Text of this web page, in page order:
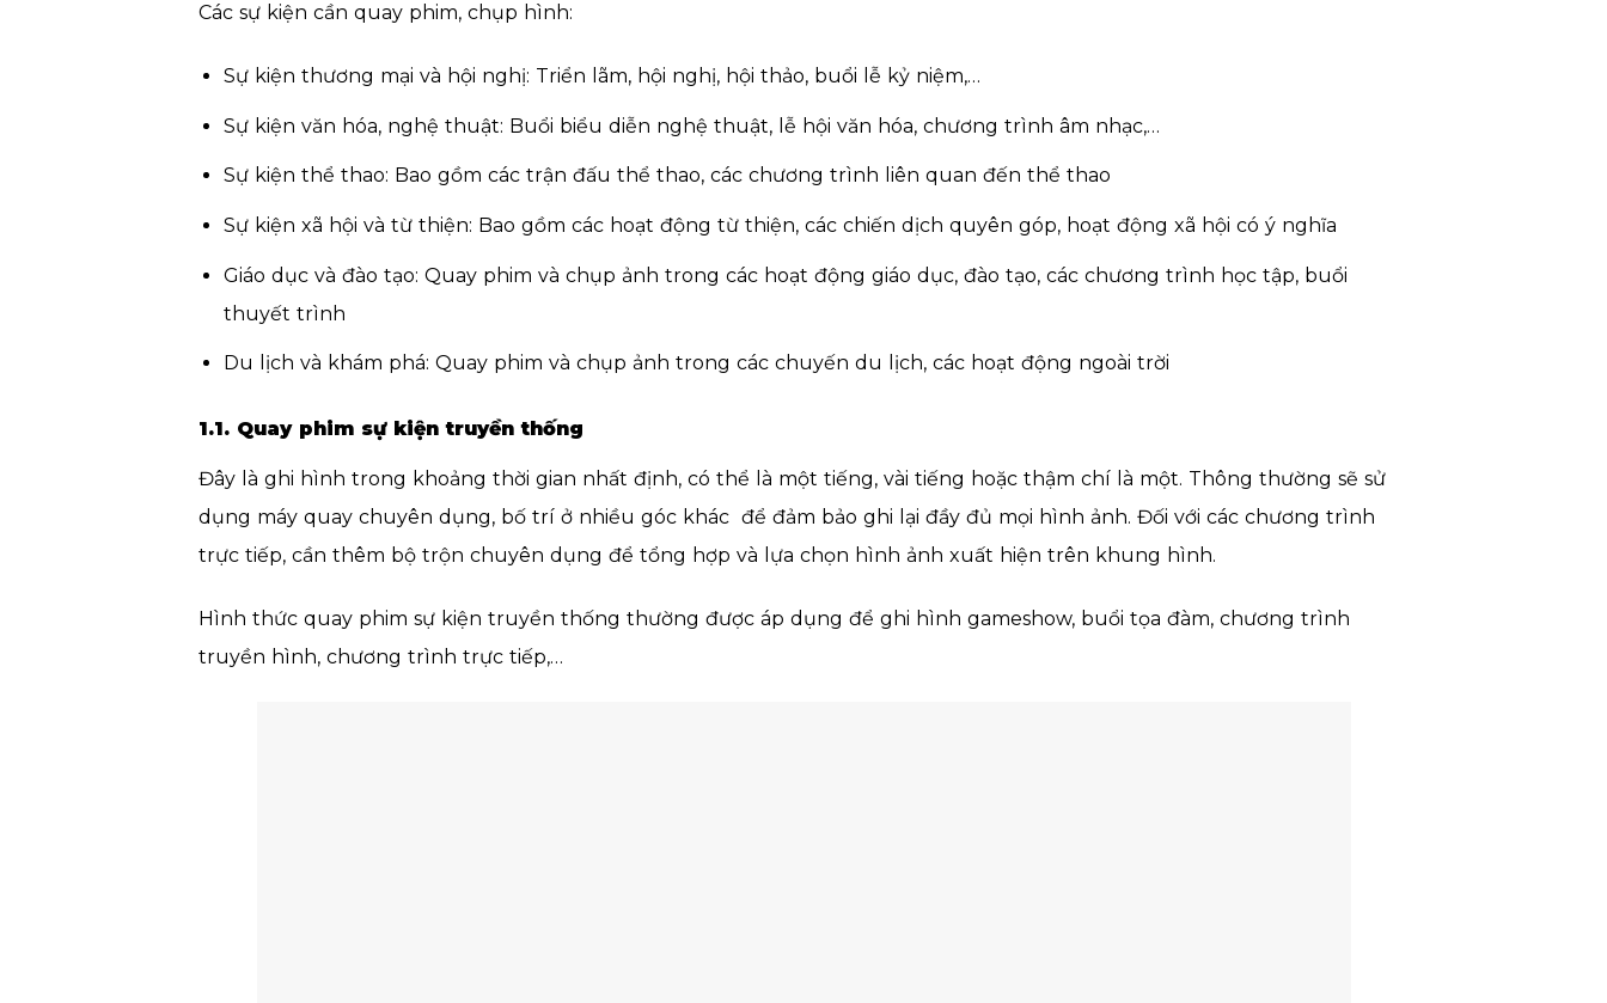
Các sự kiện cần quay phim, chụp hình:
Sự kiện thương mại và hội nghị: Triển lãm, hội nghị, hội thảo, buổi lễ kỷ niệm,…
Sự kiện văn hóa, nghệ thuật: Buổi biểu diễn nghệ thuật, lễ hội văn hóa, chương trình âm nhạc,…
Sự kiện thể thao: Bao gồm các trận đấu thể thao, các chương trình liên quan đến thể thao
Sự kiện xã hội và từ thiện: Bao gồm các hoạt động từ thiện, các chiến dịch quyên góp, hoạt động xã hội có ý nghĩa
Giáo dục và đào tạo: Quay phim và chụp ảnh trong các hoạt động giáo dục, đào tạo, các chương trình học tập, buổi
thuyết trình
Du lịch và khám phá: Quay phim và chụp ảnh trong các chuyến du lịch, các hoạt động ngoài trời
1.1. Quay phim sự kiện truyền thống
Đây là ghi hình trong khoảng thời gian nhất định, có thể là một tiếng, vài tiếng hoặc thậm chí là một. Thông thường sẽ sử
dụng máy quay chuyên dụng, bố trí ở nhiều góc khác để đảm bảo ghi lại đầy đủ mọi hình ảnh. Đối với các chương trình
trực tiếp, cần thêm bộ trộn chuyên dụng để tổng hợp và lựa chọn hình ảnh xuất hiện trên khung hình.
Hình thức quay phim sự kiện truyền thống thường được áp dụng để ghi hình gameshow, buổi tọa đàm, chương trình
truyền hình, chương trình trực tiếp,…